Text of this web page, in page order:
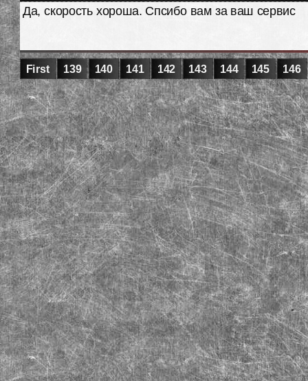
Да, скорость хороша. Спсибо вам за ваш сервис
First 139 140 141 142 143 144 145 146